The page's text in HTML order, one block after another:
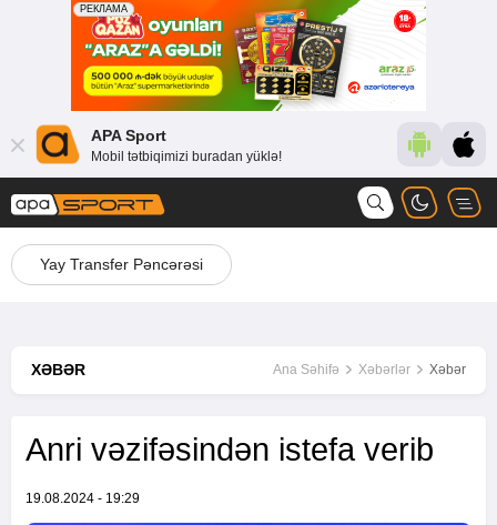
APA Sport
Mobil tətbiqimizi buradan yüklə!
Yay Transfer Pəncərəsi
XƏBƏR Ana Səhifə Xəbərlər Xəbər
Anri vəzifəsindən istefa verib
19.08.2024 - 19:29